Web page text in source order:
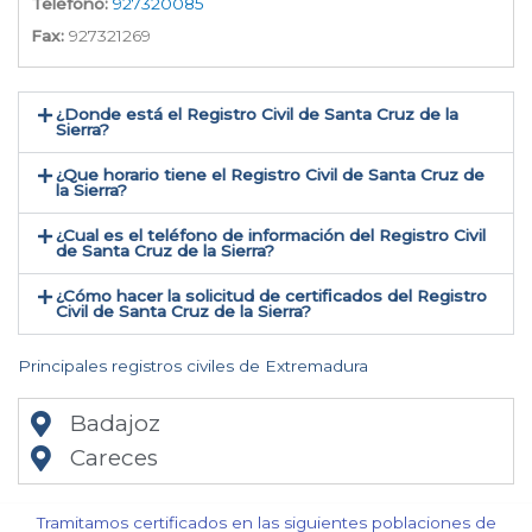
Teléfono: 927320085
Fax: 927321269
¿Donde está el Registro Civil de Santa Cruz de la
Sierra​?
¿Que horario tiene el Registro Civil de Santa Cruz de
la Sierra?
¿Cual es el teléfono de información del Registro Civil
de Santa Cruz de la Sierra​?
¿Cómo hacer la solicitud de certificados del Registro
Civil de Santa Cruz de la Sierra​?
Principales registros civiles de Extremadura
Badajoz
Careces
Tramitamos certificados en las siguientes poblaciones de